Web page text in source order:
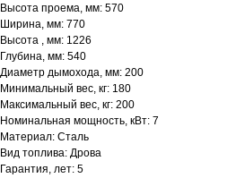
Высота проема, мм: 570
Ширина, мм: 770
Высота , мм: 1226
Глубина, мм: 540
Диаметр дымохода, мм: 200
Минимальный вес, кг: 180
Максимальный вес, кг: 200
Номинальная мощность, кВт: 7
Материал: Сталь
Вид топлива: Дрова
Гарантия, лет: 5